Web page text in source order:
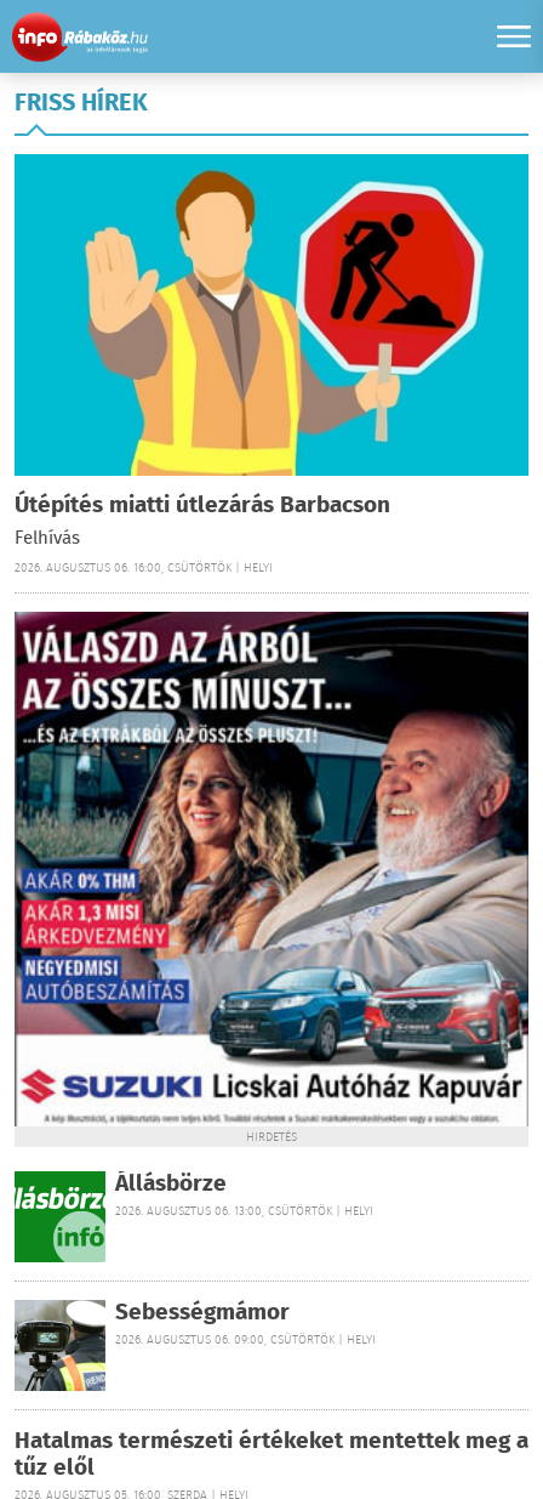
FRISS HÍREK
Útépítés miatti útlezárás Barbacson
Felhívás
2026. AUGUSZTUS 06. 16:00, CSÜTÖRTÖK | HELYI
HIRDETÉS
Állásbörze
2026. AUGUSZTUS 06. 13:00, CSÜTÖRTÖK | HELYI
Sebességmámor
2026. AUGUSZTUS 06. 09:00, CSÜTÖRTÖK | HELYI
Hatalmas természeti értékeket mentettek meg a
tűz elől